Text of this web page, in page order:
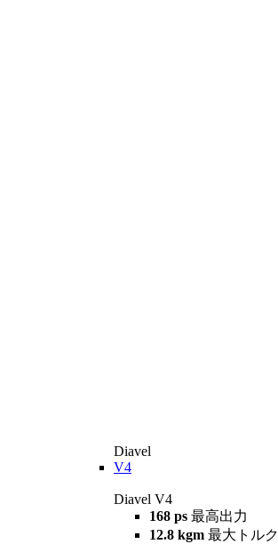
Diavel
V4
Diavel V4
168 ps 最高出力
12.8 kgm 最大トルク